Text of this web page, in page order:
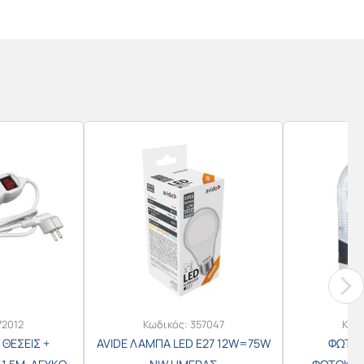
+
Κωδικός: 357047
AVIDE ΛΑΜΠΑ LED E27 12W=75W